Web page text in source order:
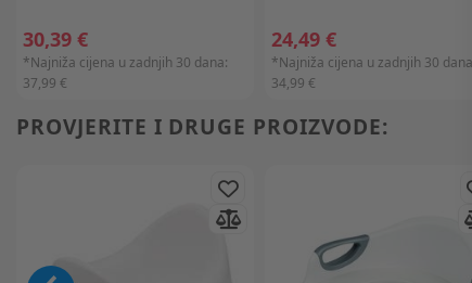
30,39 €
*Najniža cijena u zadnjih 30 dana:
37,99 €
24,49 €
*Najniža cijena u zadnjih 30
34,99 €
PROVJERITE I DRUGE PROIZVODE: